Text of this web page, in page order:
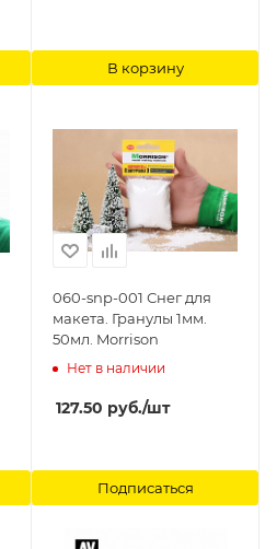
В корзину
060-snp-001 Снег для
макета. Гранулы 1мм.
50мл. Morrison
Нет в наличии
127.50 руб./шт
Подписаться